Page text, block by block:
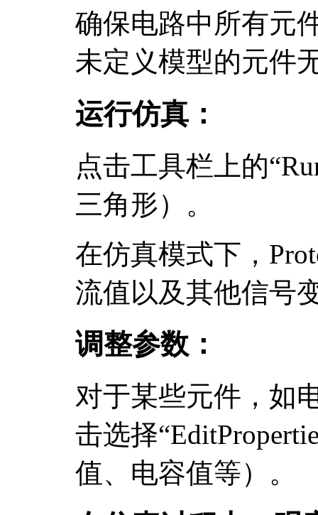
确保电路中所有元
未定义模型的元件
运行仿真：
点击工具栏上的
三角形）。
在仿真模式下，
流值以及其他信号
调整参数：
对于某些元件，如
击选择
值、电容值等）。